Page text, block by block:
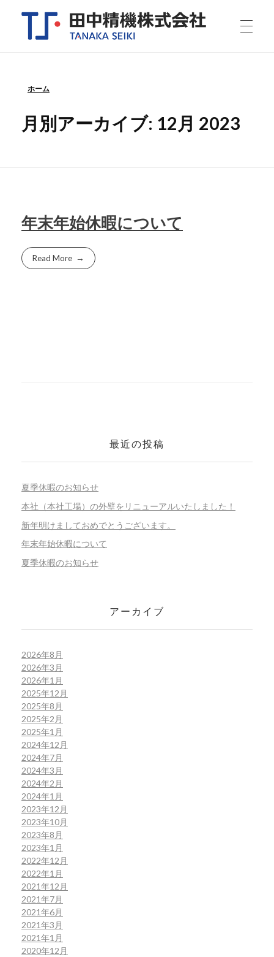
ホーム
月別アーカイブ: 12月 2023
年末年始休暇について
Read More
最近の投稿
夏季休暇のお知らせ
本社（本社工場）の外壁をリニューアルいたしました！
新年明けましておめでとうございます。
年末年始休暇について
夏季休暇のお知らせ
アーカイブ
2026年8月
2026年3月
2026年1月
2025年12月
2025年8月
2025年2月
2025年1月
2024年12月
2024年7月
2024年3月
2024年2月
2024年1月
2023年12月
2023年10月
2023年8月
2023年1月
2022年12月
2022年1月
2021年12月
2021年7月
2021年6月
2021年3月
2021年1月
2020年12月